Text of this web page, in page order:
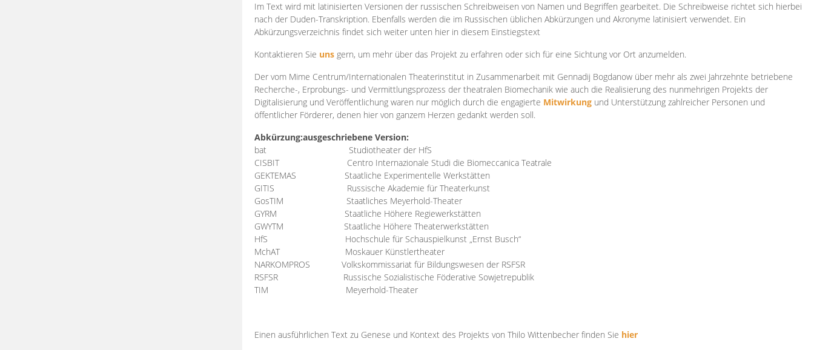
Im Text wird mit latinisierten Versionen der russischen Schreibweisen von Namen und Begriffen gearbeitet. Die Schreibweise richtet sich hierbei
nach der Duden-Transkription. Ebenfalls werden die im Russischen üblichen Abkürzungen und Akronyme latinisiert verwendet. Ein
Abkürzungsverzeichnis findet sich weiter unten hier in diesem Einstiegstext
Kontaktieren Sie uns gern, um mehr über das Projekt zu erfahren oder sich für eine Sichtung vor Ort anzumelden.
Der vom Mime Centrum/Internationalen Theaterinstitut in Zusammenarbeit mit Gennadij Bogdanow über mehr als zwei Jahrzehnte betriebene
Recherche-, Erprobungs- und Vermittlungsprozess der theatralen Biomechanik wie auch die Realisierung des nunmehrigen Projekts der
Digitalisierung und Veröffentlichung waren nur möglich durch die engagierte Mitwirkung und Unterstützung zahlreicher Personen und
öffentlicher Förderer, denen hier von ganzem Herzen gedankt werden soll.
Abkürzung:ausgeschriebene Version:
bat
Studiotheater der HfS
CISBIT
Centro Internazionale Studi die Biomeccanica Teatrale
GEKTEMAS
Staatliche Experimentelle Werkstätten
GITIS
Russische Akademie für Theaterkunst
GosTIM
Staatliches Meyerhold-Theater
GYRM
Staatliche Höhere Regiewerkstätten
GWYTM
Staatliche Höhere Theaterwerkstätten
HfS
Hochschule für Schauspielkunst „Ernst Busch“
MchAT
Moskauer Künstlertheater
NARKOMPROS
Volkskommissariat für Bildungswesen der RSFSR
RSFSR
Russische Sozialistische Föderative Sowjetrepublik
TIM Meyerhold-Theater
Einen ausführlichen Text zu Genese und Kontext des Projekts von Thilo Wittenbecher finden Sie hier